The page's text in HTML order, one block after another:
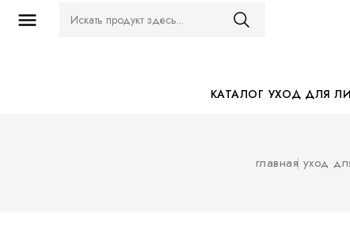

КАТАЛОГ УХОД ДЛЯ
главная уход